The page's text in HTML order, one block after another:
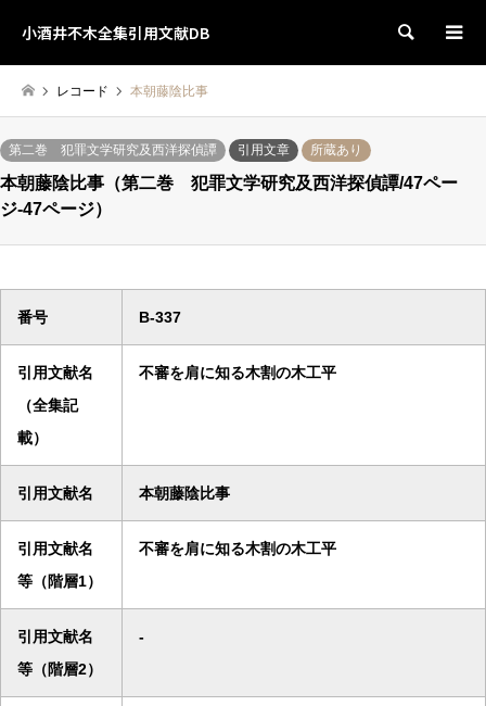
小酒井不木全集引用文献DB 検索
レコード 本朝藤陰比事
第二巻 犯罪文学研究及西洋探偵譚 引用文章 所蔵あり
本朝藤陰比事（第二巻 犯罪文学研究及西洋探偵譚/47ペー
ジ-47ページ）
番号 B-337
引用文献名
（全集記
載）
不審を肩に知る木割の木工平
引用文献名 本朝藤陰比事
引用文献名
等（階層1）
不審を肩に知る木割の木工平
引用文献名
等（階層2）
-